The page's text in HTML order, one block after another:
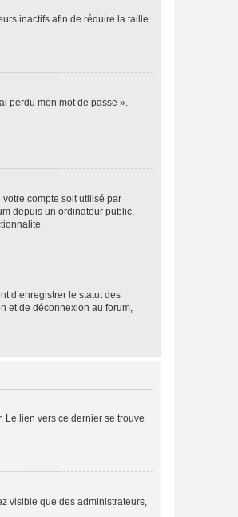
inactifs afin de réduire la taille
perdu mon mot de passe ».
compte soit utilisé par
depuis un ordinateur public,
d’enregistrer le statut des
et de déconnexion au forum,
Le lien vers ce dernier se trouve
visible que des administrateurs,